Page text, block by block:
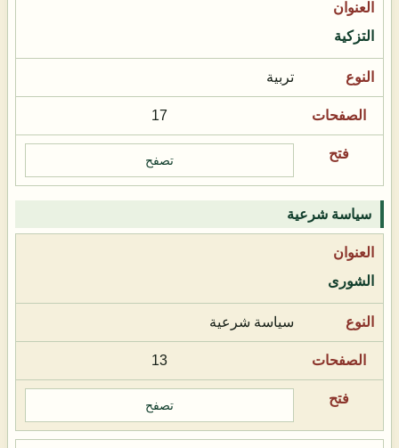
التزكية
تربية
17
تصفح
سياسة شرعية
الشورى
سياسة شرعية
13
تصفح